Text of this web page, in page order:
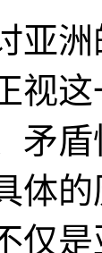
亚
视
矛
体
仅